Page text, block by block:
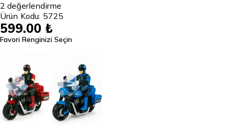
2 değerlendirme
Ürün Kodu: 5725
599.00 ₺
Favori Renginizi Seçin